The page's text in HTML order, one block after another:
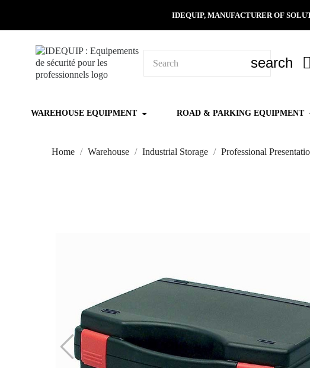
IDEQUIP, MANUFACTURER OF
search
WAREHOUSE EQUIPMENT ROAD & PARKING EQUIPMENT
Home Warehouse Industrial Storage Professional